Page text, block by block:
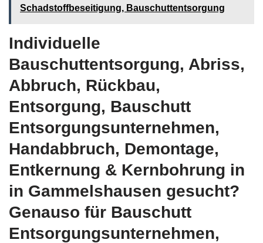
Schadstoffbeseitigung, Bauschuttentsorgung
Individuelle
Bauschuttentsorgung, Abriss,
Abbruch, Rückbau,
Entsorgung, Bauschutt
Entsorgungsunternehmen,
Handabbruch, Demontage,
Entkernung & Kernbohrung in
in Gammelshausen gesucht?
Genauso für Bauschutt
Entsorgungsunternehmen,